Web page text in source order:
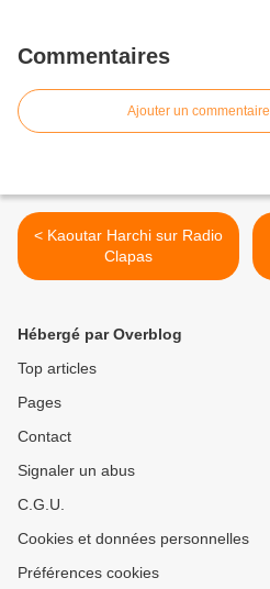
Commentaires
Ajouter un commentaire
< Kaoutar Harchi sur Radio
Clapas
Hébergé par Overblog
Top articles
Pages
Contact
Signaler un abus
C.G.U.
Cookies et données personnelles
Préférences cookies